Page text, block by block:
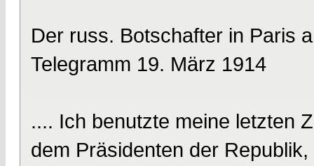
Der russ. Botschafter in Paris
Telegramm 19. März 1914
.... Ich benutzte meine letzten
dem Präsidenten der